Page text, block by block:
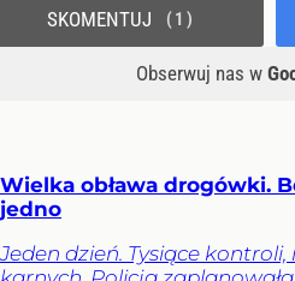
Obserwuj nas w
SKOMENTUJ 1
Wielka obława drogówki.
jedno
Jeden dzień. Tysiące